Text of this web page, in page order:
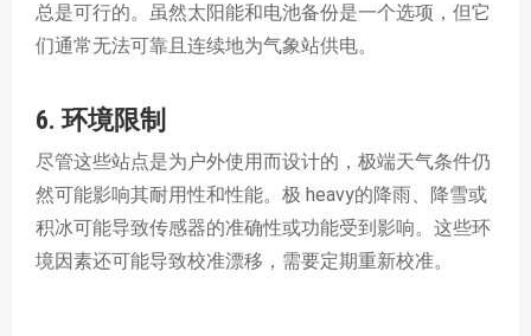
总是可行的。虽然太阳能和电池备份是一个选项，但它
们通常无法可靠且连续地为气象站供电。
6. 环境限制
尽管这些站点是为户外使用而设计的，极端天气条件仍
然可能影响其耐用性和性能。极 heavy的降雨、降雪或
积冰可能导致传感器的准确性或功能受到影响。这些环
境因素还可能导致校准漂移，需要定期重新校准。